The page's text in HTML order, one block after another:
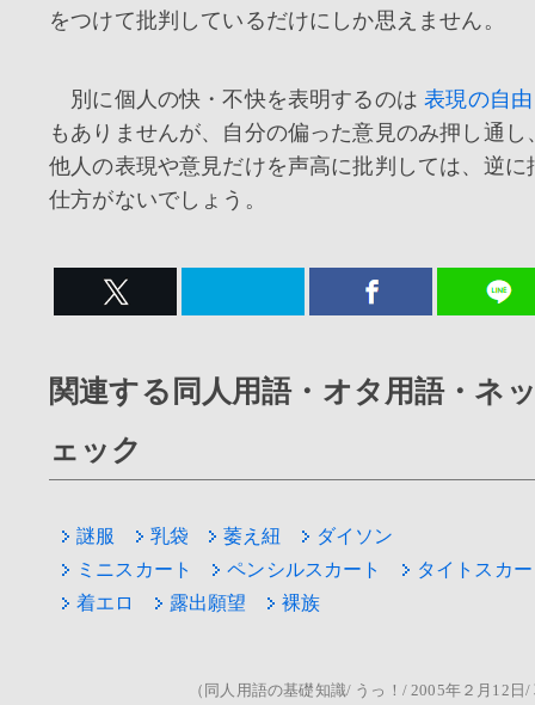
をつけて批判しているだけにしか思えません。
別に個人の快・不快を表明するのは表現の自由
もありませんが、自分の偏った意見のみ押し通し
他人の表現や意見だけを声高に批判しては、逆に
仕方がないでしょう。
関連する同人用語・オタ用語・ネ
ェック
謎服 乳袋 萎え紐
ダイソン
ミニスカート
ペンシルスカート
タイトスカ
着エロ
露出願望 裸族
（同人用語の基礎知識/ うっ！/ 2005年２月12